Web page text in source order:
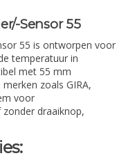
Sensor 55
55 is ontworpen voor
temperatuur in
met 55 mm
zoals GIRA,
voor
draaiknop,